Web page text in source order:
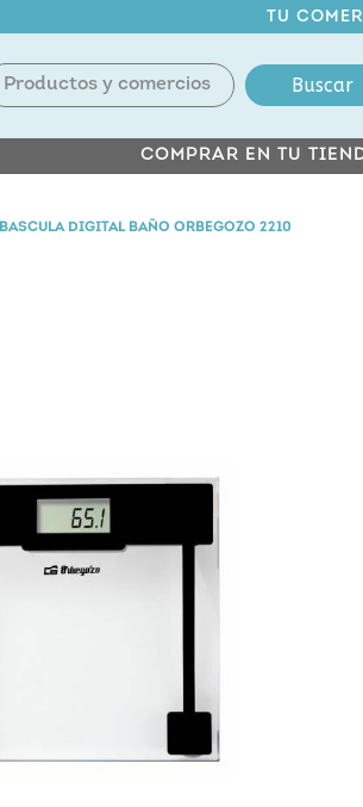
TU
Buscar
COMPRAR EN TU
BASCULA DIGITAL BAÑO ORBEGOZO 2210